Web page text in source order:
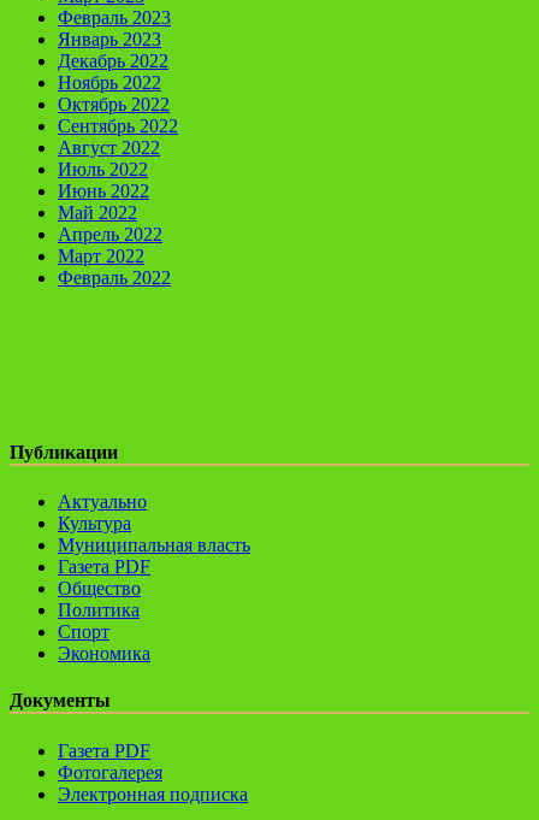
Февраль 2023
Январь 2023
Декабрь 2022
Ноябрь 2022
Октябрь 2022
Сентябрь 2022
Август 2022
Июль 2022
Июнь 2022
Май 2022
Апрель 2022
Март 2022
Февраль 2022
Публикации
Актуально
Культура
Муниципальная власть
Газета PDF
Общество
Политика
Спорт
Экономика
Документы
Газета PDF
Фотогалерея
Электронная подписка